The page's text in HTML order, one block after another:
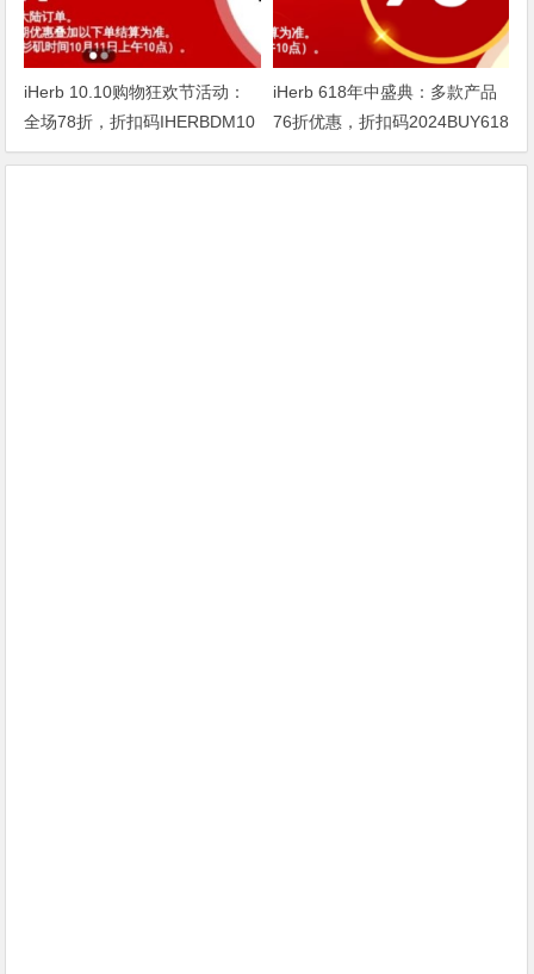
iHerb 10.10购物狂欢节活动：
全场78折，折扣码IHERBDM10
iHerb 618年中盛典：多款产品
76折优惠，折扣码2024BUY618